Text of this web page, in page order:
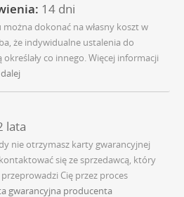
14 dni
dokonać na własny koszt w
że indywidualne ustalenia do
co innego. Więcej informacji
lata
nie otrzymasz karty gwarancyjnej
się ze sprzedawcą, który
Cię przez proces
gwarancyjna producenta